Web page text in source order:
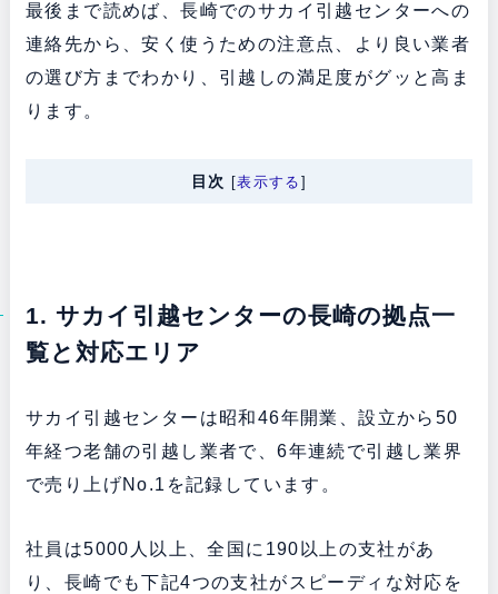
最後まで読めば、長崎でのサカイ引越センターへの
連絡先から、安く使うための注意点、より良い業者
の選び方までわかり、引越しの満足度がグッと高ま
ります。
目次 [表示する
1. サカイ引越センターの長崎の拠点一
覧と対応エリア
サカイ引越センターは昭和46年開業、設立から50
年経つ老舗の引越し業者で、6年連続で引越し業界
で売り上げNo.1を記録しています。
社員は5000人以上、全国に190以上の支社があ
り、長崎でも下記4つの支社がスピーディな対応を